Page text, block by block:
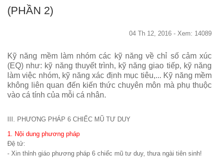
(PHẦN 2)
04 Th 12, 2016 - Xem: 14089
Kỹ năng mềm làm nhóm các kỹ năng về chỉ số cảm xúc
(EQ) như: kỹ năng thuyết trình, kỹ năng giao tiếp, kỹ năng
làm việc nhóm, kỹ năng xác định mục tiêu,... Kỹ năng mềm
không liên quan đến kiến thức chuyên môn mà phụ thuộc
vào cá tính của mỗi cá nhân.
III. PHƯƠNG PHÁP 6 CHIẾC MŨ TƯ DUY
1. Nội dung phương pháp
Đệ tử:
- Xin thỉnh giáo phương pháp 6 chiếc mũ tư duy, thưa ngài tiên sinh!